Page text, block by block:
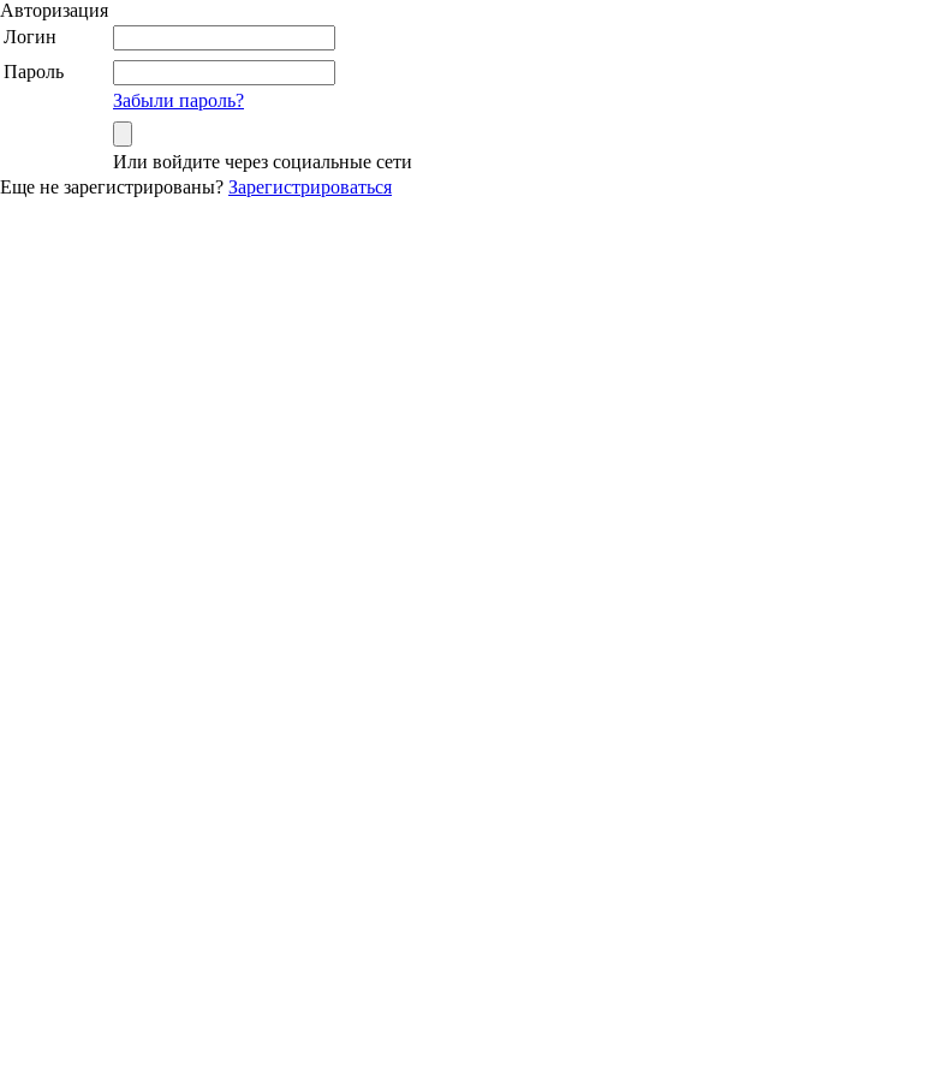
Авторизация
Логин
Пароль
Забыли пароль?
Или войдите через социальные сети
Еще не зарегистрированы? Зарегистрироваться